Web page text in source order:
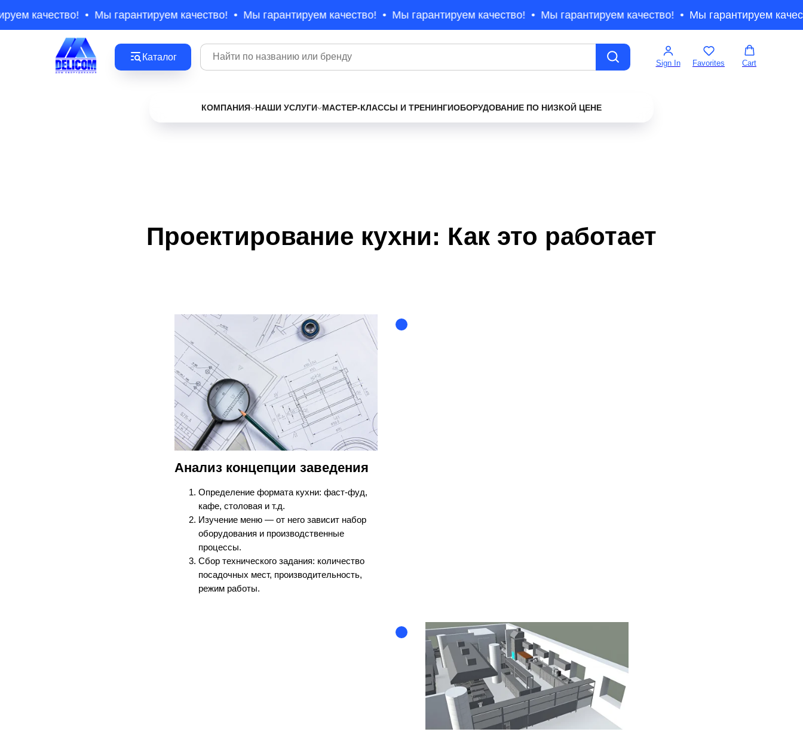
качество! Мы гарантируем качество! Мы гарантируем качество! Мы гарантируем качество! Мы гарантируем качество! Мы гарантируем
Каталог
Sign In Favorites Cart
КОМПАНИЯ НАШИ УСЛУГИ МАСТЕР-КЛАССЫ И ТРЕНИНГИОБОРУДОВАНИЕ ПО НИЗКОЙ ЦЕНЕ
Проектирование кухни: Как это работает
Анализ концепции заведения
Определение формата кухни: фаст‑фуд,
кафе, столовая и т.д.
Изучение меню — от него зависит набор
оборудования и производственные
процессы.
Сбор технического задания: количество
посадочных мест, производительность,
режим работы.